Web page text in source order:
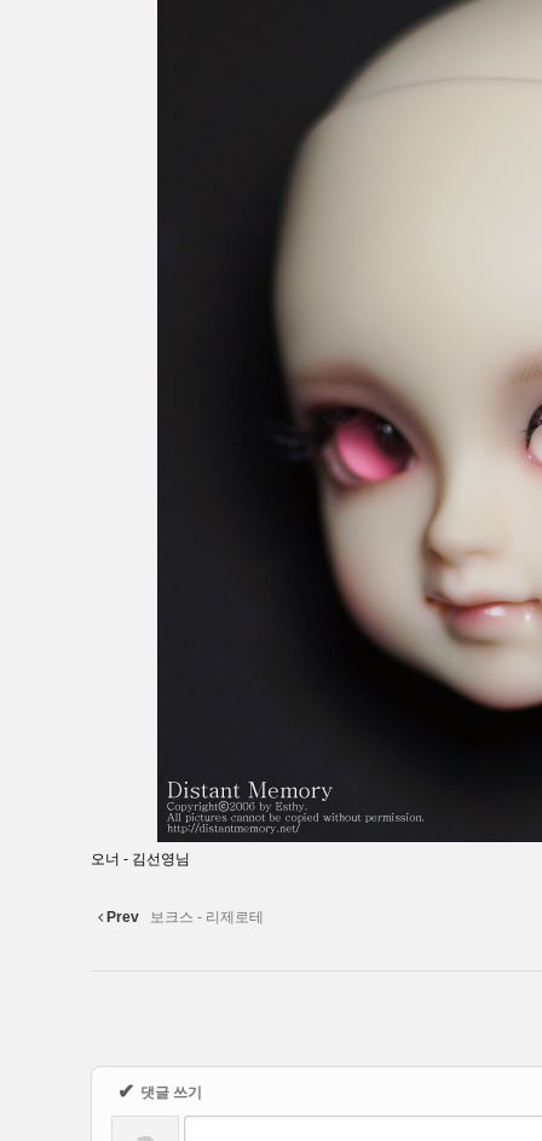
오너 - 김선영님
Prev 보크스 - 리제로테
✔ 댓글 쓰기